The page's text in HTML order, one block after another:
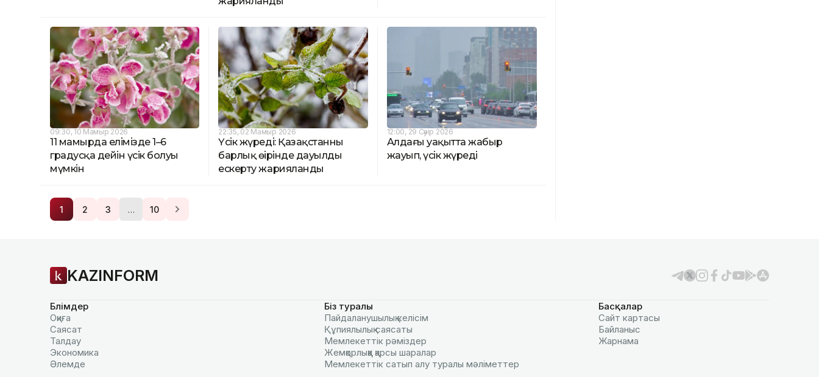
09:30, 10 Мамыр 2026
11 мамырда елімізде 1–6
градусқа дейін үсік болуы
мүмкін
22:35, 02 Мамыр 2026
Үсік жүреді: Қазақстанның
барлық өңірінде дауылды
ескерту жарияланды
12:00, 29 Сәуір 2026
Алдағы уақытта жаңбыр
жауып, үсік жүреді
1 2 3 … 10
KAZINFORM
Бөлімдер
Оқиға
Саясат
Талдау
Экономика
Әлемде
Біз туралы
Пайдаланушылық келiciм
Құпиялылық саясаты
Мемлекеттік рәміздер
Жемқорлыққа қарсы шаралар
Мемлекеттік сатып алу туралы мәлiметтер
Басқалар
Сайт картасы
Байланыс
Жарнама